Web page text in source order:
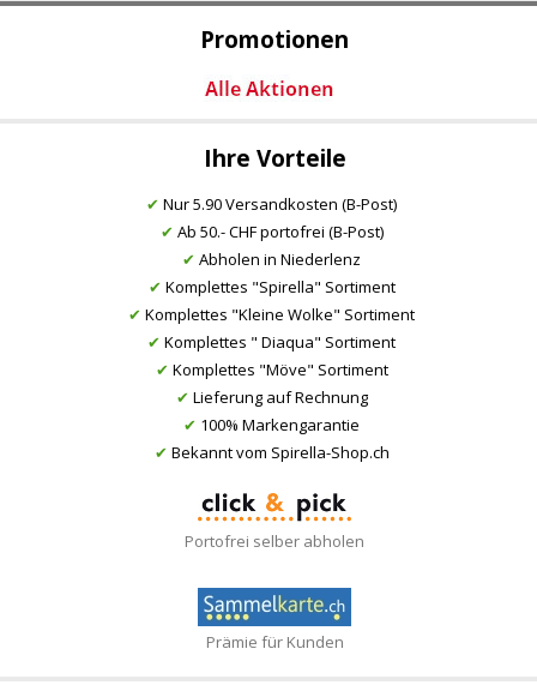
Promotionen
Ihre Vorteile
✔ Nur 5.90 Versandkosten (B-Post)
✔ Ab 50.- CHF portofrei (B-Post)
✔ Abholen in Niederlenz
✔ Komplettes "Spirella" Sortiment
✔ Komplettes "Kleine Wolke" Sortiment
✔ Komplettes " Diaqua" Sortiment
✔ Komplettes "Möve" Sortiment
✔ Lieferung auf Rechnung
✔ 100% Markengarantie
✔ Bekannt vom Spirella-Shop.ch
Portofrei selber abholen
Prämie für Kunden